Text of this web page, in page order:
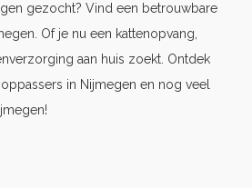
gezocht? Vind een betrouwbare
Of je nu een kattenopvang,
aan huis zoekt. Ontdek
in Nijmegen en nog veel